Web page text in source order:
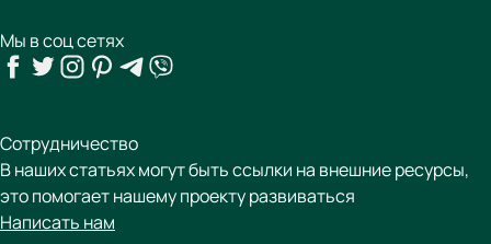
Мы в соц сетях
Сотрудничество
В наших статьях могут быть ссылки на внешние ресурсы,
это помогает нашему проекту развиваться
Написать нам